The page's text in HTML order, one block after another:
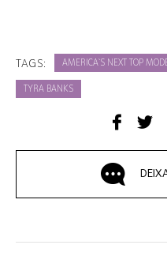
TAGS: AMERICA`S NEXT TOP
TYRA BANKS